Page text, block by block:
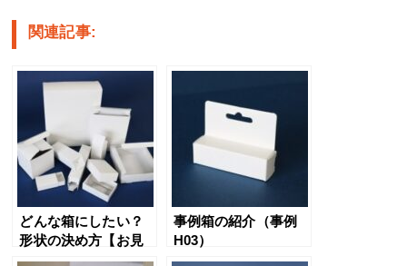
関連記事:
どんな箱にしたい？
形状の決め方【お見
積り事前準備①】
事例箱の紹介（事例
H03）